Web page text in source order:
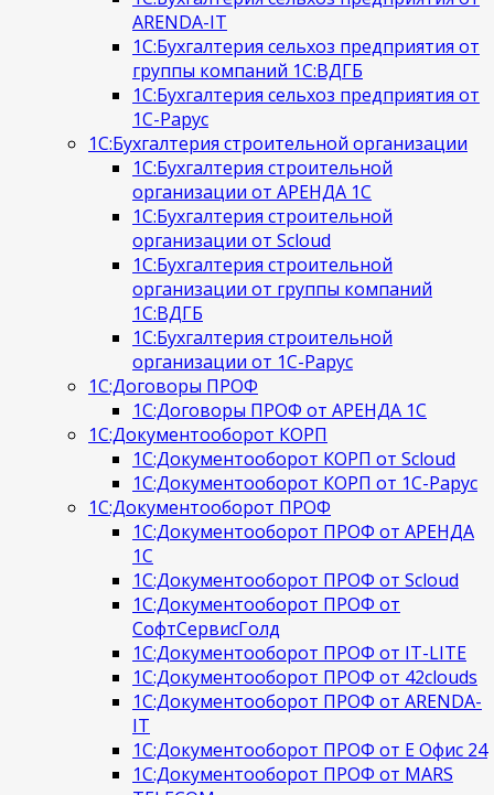
ARENDA-IT
1С:Бухгалтерия сельхоз предприятия от
группы компаний 1С:ВДГБ
1С:Бухгалтерия сельхоз предприятия от
1С-Рарус
1С:Бухгалтерия строительной организации
1С:Бухгалтерия строительной
организации от АРЕНДА 1С
1С:Бухгалтерия строительной
организации от Scloud
1С:Бухгалтерия строительной
организации от группы компаний
1С:ВДГБ
1С:Бухгалтерия строительной
организации от 1С-Рарус
1С:Договоры ПРОФ
1С:Договоры ПРОФ от АРЕНДА 1С
1С:Документооборот КОРП
1С:Документооборот КОРП от Scloud
1С:Документооборот КОРП от 1С-Рарус
1С:Документооборот ПРОФ
1С:Документооборот ПРОФ от АРЕНДА
1С
1С:Документооборот ПРОФ от Scloud
1С:Документооборот ПРОФ от
СофтСервисГолд
1С:Документооборот ПРОФ от IT-LITE
1С:Документооборот ПРОФ от 42clouds
1С:Документооборот ПРОФ от ARENDA-
IT
1С:Документооборот ПРОФ от Е Офис 24
1С:Документооборот ПРОФ от MARS